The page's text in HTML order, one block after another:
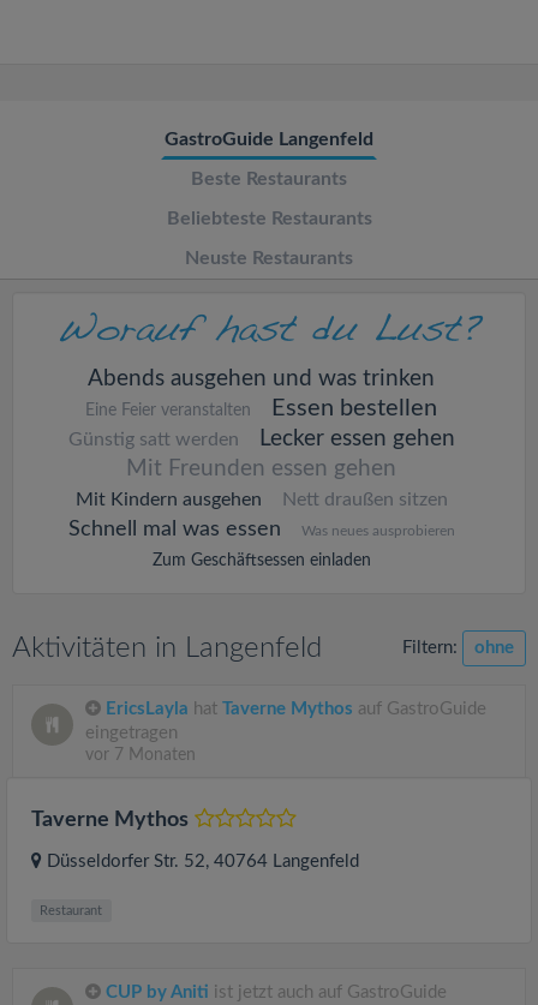
GastroGuide Langenfeld
Beste Restaurants
Beliebteste Restaurants
Neuste Restaurants
Abends ausgehen und was trinken
Eine Feier veranstalten Essen bestellen
Günstig satt werden
Lecker essen gehen
Mit Freunden essen gehen
Mit Kindern ausgehen Nett draußen sitzen
Schnell mal was essen Was neues ausprobieren
Zum Geschäftsessen einladen
Aktivitäten in Langenfeld Filtern: ohne
EricsLayla hat Taverne Mythos auf GastroGuide
eingetragen
vor 7 Monaten
Taverne Mythos
Düsseldorfer Str. 52, 40764 Langenfeld
Restaurant
CUP by Aniti ist jetzt auch auf GastroGuide